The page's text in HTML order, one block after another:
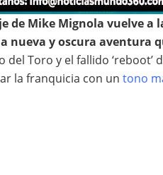
de Mike Mignola vuelve a
nueva y oscura aventura
del Toro y el fallido
la franquicia con un tono